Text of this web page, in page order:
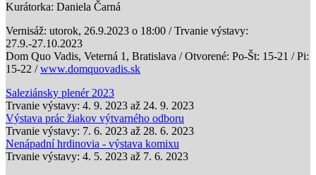
Kurátorka: Daniela Čarná
Vernisáž: utorok, 26.9.2023 o 18:00 / Trvanie výstavy:
27.9.-27.10.2023
Dom Quo Vadis, Veterná 1, Bratislava / Otvorené: Po-Št: 15-21 / Pi:
15-22 /www.domquovadis.sk
Saleziánsky plenér 2023
Trvanie výstavy: 4. 9. 2023 až 24. 9. 2023
Výstava prác žiakov výtvarného odboru
Trvanie výstavy: 7. 6. 2023 až 28. 6. 2023
Nenápadní hrdinovia - výstava komixu
Trvanie výstavy: 4. 5. 2023 až 7. 6. 2023